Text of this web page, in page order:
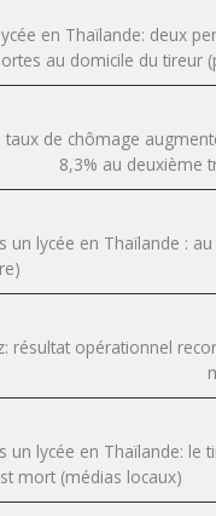
en Thaïlande: deux
au domicile du tireur
taux de chômage
8,3% au deuxième
un lycée en Thaïlande :
résultat opérationnel
un lycée en Thaïlande: le
mort (médias locaux)